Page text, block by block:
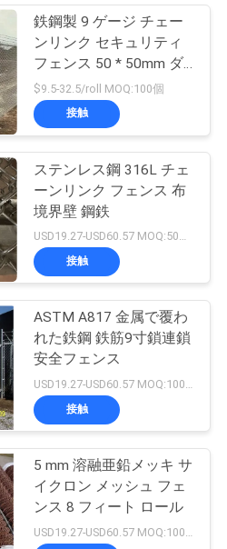
ンク フ
ァブリ
198
パネル
織金網
207
鉄鋼製 9 ゲージ チェー
ンリンク セキュリティ
フェンス 50 * 50mm ダ
イヤのワイヤー メッシ
ュ 刺線
$9.5-32.5/roll MOQ:100個
接触
ステンレス鋼 316L チェ
ーンリンク フェンス 布
境界壁 鋼鉄
USD19.27-USD60.57 MOQ:50台のロールスロイス
接触
ASTM A817 金属で覆わ
れた鉄鋼 鉄筋9寸鎖連鎖
安全フェンス
USD19.27-USD60.57 MOQ:100個
接触
5 mm 溶融亜鉛メッキ サ
イクロン メッシュ フェ
ンス 8 フィート ロール